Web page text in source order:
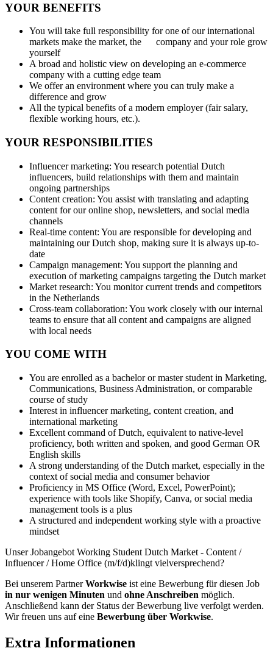
YOUR BENEFITS
You will take full responsibility for one of our international
markets make the market, the company and your role grow
yourself
A broad and holistic view on developing an e-commerce
company with a cutting edge team
We offer an environment where you can truly make a
difference and grow
All the typical benefits of a modern employer (fair salary,
flexible working hours, etc.).
YOUR RESPONSIBILITIES
Influencer marketing: You research potential Dutch
influencers, build relationships with them and maintain
ongoing partnerships
Content creation: You assist with translating and adapting
content for our online shop, newsletters, and social media
channels
Real-time content: You are responsible for developing and
maintaining our Dutch shop, making sure it is always up-to-
date
Campaign management: You support the planning and
execution of marketing campaigns targeting the Dutch market
Market research: You monitor current trends and competitors
in the Netherlands
Cross-team collaboration: You work closely with our internal
teams to ensure that all content and campaigns are aligned
with local needs
YOU COME WITH
You are enrolled as a bachelor or master student in Marketing,
Communications, Business Administration, or comparable
course of study
Interest in influencer marketing, content creation, and
international marketing
Excellent command of Dutch, equivalent to native-level
proficiency, both written and spoken, and good German OR
English skills
A strong understanding of the Dutch market, especially in the
context of social media and consumer behavior
Proficiency in MS Office (Word, Excel, PowerPoint);
experience with tools like Shopify, Canva, or social media
management tools is a plus
A structured and independent working style with a proactive
mindset
Unser Jobangebot Working Student Dutch Market - Content /
Influencer / Home Office (m/f/d)klingt vielversprechend?
Bei unserem PartnerWorkwise ist eine Bewerbung für diesen Job
in nur wenigen Minuten und ohne Anschreiben möglich.
Anschließend kann der Status der Bewerbung live verfolgt werden.
Wir freuen uns auf eine Bewerbung über Workwise.
Extra Informationen